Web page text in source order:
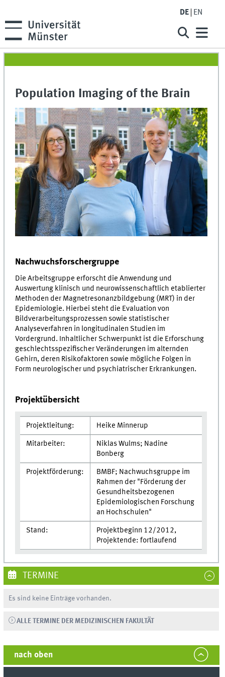
DE EN
Population Imaging of the Brain
Nachwuchsforschergruppe
Die Arbeitsgruppe erforscht die Anwendung und
Auswertung klinisch und neurowissenschaftlich etablierter
Methoden der Magnetresonanzbildgebung (MRT) in der
Epidemiologie. Hierbei steht die Evaluation von
Bildverarbeitungsprozessen sowie statistischer
Analyseverfahren in longitudinalen Studien im
Vordergrund. Inhaltlicher Schwerpunkt ist die Erforschung
geschlechtsspezifischer Veränderungen im alternden
Gehirn, deren Risikofaktoren sowie mögliche Folgen in
Form neurologischer und psychiatrischer Erkrankungen.
Projektübersicht
Projektleitung: Heike Minnerup
Mitarbeiter:
Niklas Wulms; Nadine
Bonberg
Projektförderung:
BMBF; Nachwuchsgruppe im
Rahmen der "Förderung der
Gesundheitsbezogenen
Epidemiologischen Forschung
an Hochschulen"
Stand:
Projektbeginn 12/2012,
Projektende: fortlaufend
TERMINE
Es sind keine Einträge vorhanden.
ALLE TERMINE DER MEDIZINISCHEN FAKULTÄT
nach oben